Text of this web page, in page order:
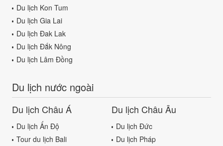
Du lịch Kon Tum
Du lịch Gia Lai
Du lịch Đak Lak
Du lịch Đắk Nông
Du lịch Lâm Đồng
Du lịch nước ngoài
Du lịch Châu Á
Du lịch Ấn Độ
Tour du lịch Bali
Du lịch Châu Âu
Du lịch Đức
Du lịch Pháp